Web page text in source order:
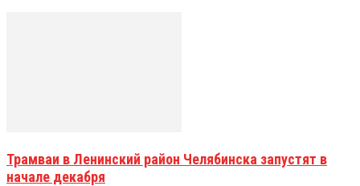
Трамваи в Ленинский район Челябинска запустят в
начале декабря